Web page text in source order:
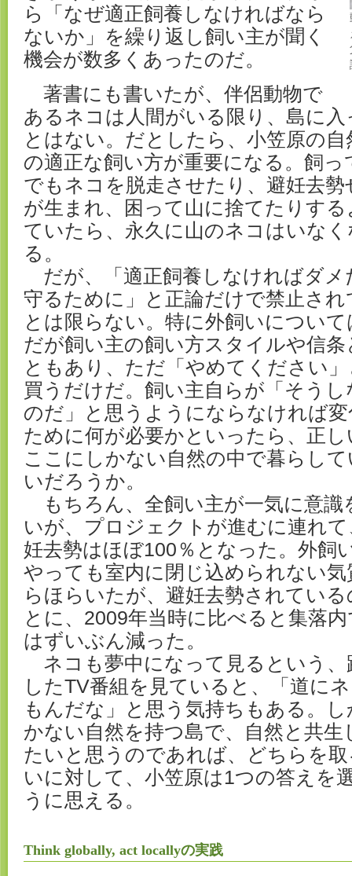
ら「なぜ適正飼養しなければなら
ないか」を繰り返し飼い主が聞く
機会が数多くあったのだ。
著書にも書いたが、伴侶動物で
あるネコは人間がいる限り、島に
とはない。だとしたら、小笠原の
の適正な飼い方が重要になる。飼
でもネコを脱走させたり、避妊去
が生まれ、困って山に捨てたりす
ていたら、永久に山のネコはいな
る。
だが、「適正飼養しなければダメ
守るために」と正論だけで禁止さ
とは限らない。特に外飼いについ
だが飼い主の飼い方スタイルや信
ともあり、ただ「やめてください
買うだけだ。飼い主自らが「そう
のだ」と思うようにならなければ
ために何が必要かといったら、正
ここにしかない自然の中で暮らし
いだろうか。
もちろん、全飼い主が一気に意識
いが、プロジェクトが進むに連れ
妊去勢はほぼ100％となった。外飼
やっても室内に閉じ込められない
らほらいたが、避妊去勢されてい
とに、2009年当時に比べると集落
はずいぶん減った。
ネコも夢中になって見るという、
したTV番組を見ていると、「道に
もんだな」と思う気持ちもある。
かない自然を持つ島で、自然と共
たいと思うのであれば、どちらを
いに対して、小笠原は1つの答えを
うに思える。
Think globally, act locallyの実践